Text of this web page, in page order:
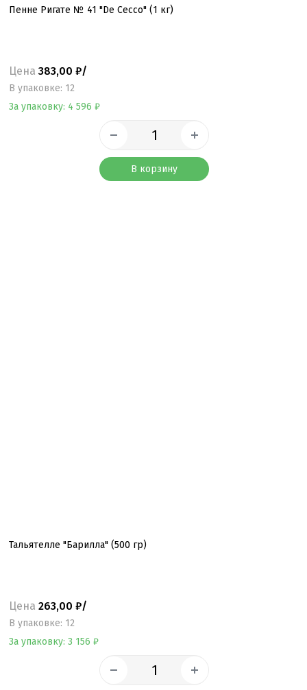
Пенне Ригате № 41 "De Cecco" (1 кг)
Цена 383,00 ₽/
B упаковке: 12
За упаковку: 4 596 ₽
В корзину
Тальятелле "Барилла" (500 гр)
Цена 263,00 ₽/
B упаковке: 12
За упаковку: 3 156 ₽